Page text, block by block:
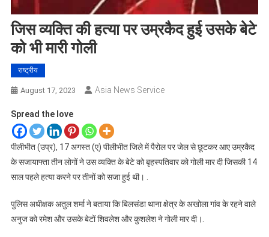
जिस व्यक्ति की हत्या पर उम्रकैद हुई उसके बेटे
को भी मारी गोली
राष्ट्रीय
August 17, 2023 Asia News Service
Spread the love
पीलीभीत (उप्र), 17 अगस्त (ए) पीलीभीत जिले में पैरोल पर जेल से छूटकर आए उम्रकैद
के सजायाफ्ता तीन लोगों ने उस व्यक्ति के बेटे को बृहस्पतिवार को गोली मार दी जिसकी 14
साल पहले हत्या करने पर तीनों को सजा हुई थी। .
पुलिस अधीक्षक अतुल शर्मा ने बताया कि बिलसंडा थाना क्षेत्र के अखोला गांव के रहने वाले
अनुज को रमेश और उसके बेटों शिवलेश और कुशलेश ने गोली मार दी।.